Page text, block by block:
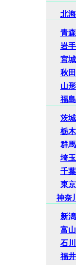
北
青
岩
宮
秋
山
福
茨
栃
群
埼
千
東
神奈
新
富
石
福